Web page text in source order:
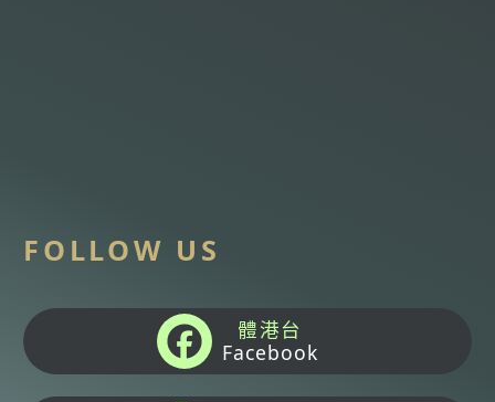
FOLLOW US
體港台
Facebook